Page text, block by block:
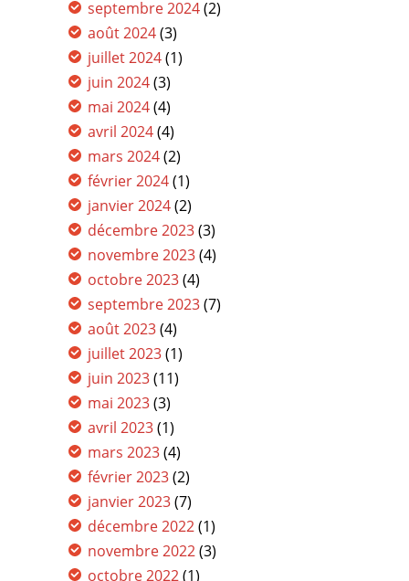
septembre 2024(2)
août 2024(3)
juillet 2024(1)
juin 2024(3)
mai 2024(4)
avril 2024(4)
mars 2024(2)
février 2024(1)
janvier 2024(2)
décembre 2023(3)
novembre 2023(4)
octobre 2023(4)
septembre 2023(7)
août 2023(4)
juillet 2023(1)
juin 2023(11)
mai 2023(3)
avril 2023(1)
mars 2023(4)
février 2023(2)
janvier 2023(7)
décembre 2022(1)
novembre 2022(3)
octobre 2022(1)